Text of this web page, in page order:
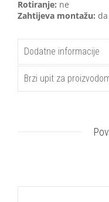
Rotiranje: ne
Zahtijeva montažu: da
Dodatne informacije
Brzi upit za